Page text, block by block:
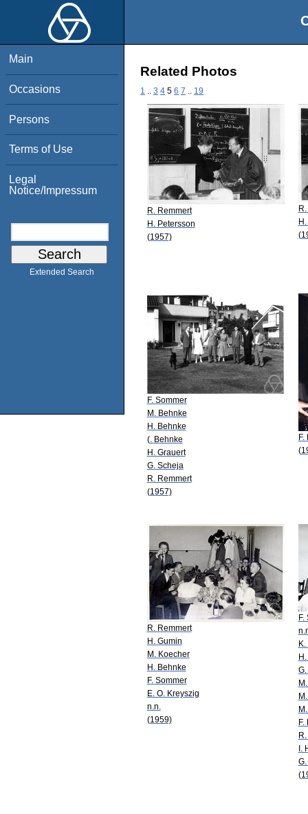
Main
Occasions
Persons
Terms of Use
Legal
Notice/Impressum
Extended Search
Related Photos
1 3 4 5 6 7 19
R. Remmert
H. Petersson
(1957)
F. Sommer
M. Behnke
H. Behnke
(. Behnke
H. Grauert
G. Scheja
R. Remmert
(1957)
F.
R. Remmert
H. Gumin
M. Koecher
H. Behnke
F. Sommer
E. O. Kreyszig
n.n.
(1959)
F.
F.
I.